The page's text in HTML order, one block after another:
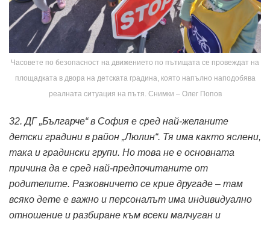
Часовете по безопасност на движението по пътищата се провеждат на
площадката в двора на детската градина, която напълно наподобява
реалната ситуация на пътя. Снимки – Олег Попов
32. ДГ „Българче“ в София е сред най-желаните
детски градини в район „Люлин“. Тя има както яслени,
така и градински групи. Но това не е основната
причина да е сред най-предпочитаните от
родителите. Разковничето се крие другаде – там
всяко дете е важно и персоналът има индивидуално
отношение и разбиране към всеки малчуган и